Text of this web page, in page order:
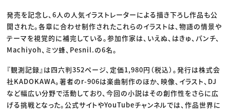
発売を記念し、6人の人気イラストレーターによる描き下ろし作品も公
開された。各章に合わせ制作されたこれらのイラストは、物語の情景や
テーマを視覚的に補完している。参加作家は、いえぬ、はきゅ、パンチ、
Machiyoh、ミツ蜂、Pesnil.の6名。
『観測記録』は四六判352ページ、定価1,980円（税込）。発行は株式会
社KADOKAWA。著者のr-906は楽曲制作のほか、映像、イラスト、DJ
など幅広い分野で活動しており、今回の小説はその創作性をさらに広
げる挑戦となった。公式サイトやYouTubeチャンネルでは、作品世界に